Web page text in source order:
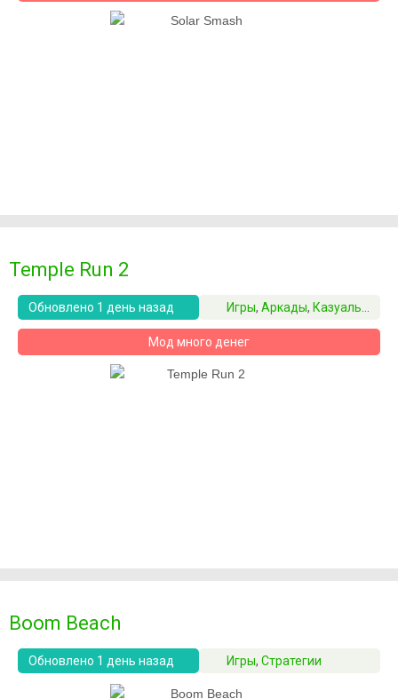
Temple Run 2
Обновлено 1 день назад Игры, Аркады, Казуальные
Мод много денег
Boom Beach
Обновлено 1 день назад Игры, Стратегии